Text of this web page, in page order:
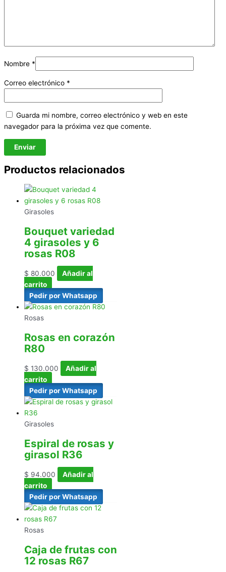
Nombre *
Correo electrónico *
Guarda mi nombre, correo electrónico y web en este
navegador para la próxima vez que comente.
Productos relacionados
Girasoles
Bouquet variedad
4 girasoles y 6
rosas R08
$ 80.000
Añadir al
carrito
Pedir por Whatsapp
Rosas
Rosas en corazón
R80
$ 130.000
Añadir al
carrito
Pedir por Whatsapp
Girasoles
Espiral de rosas y
girasol R36
$ 94.000
Añadir al
carrito
Pedir por Whatsapp
Rosas
Caja de frutas con
12 rosas R67